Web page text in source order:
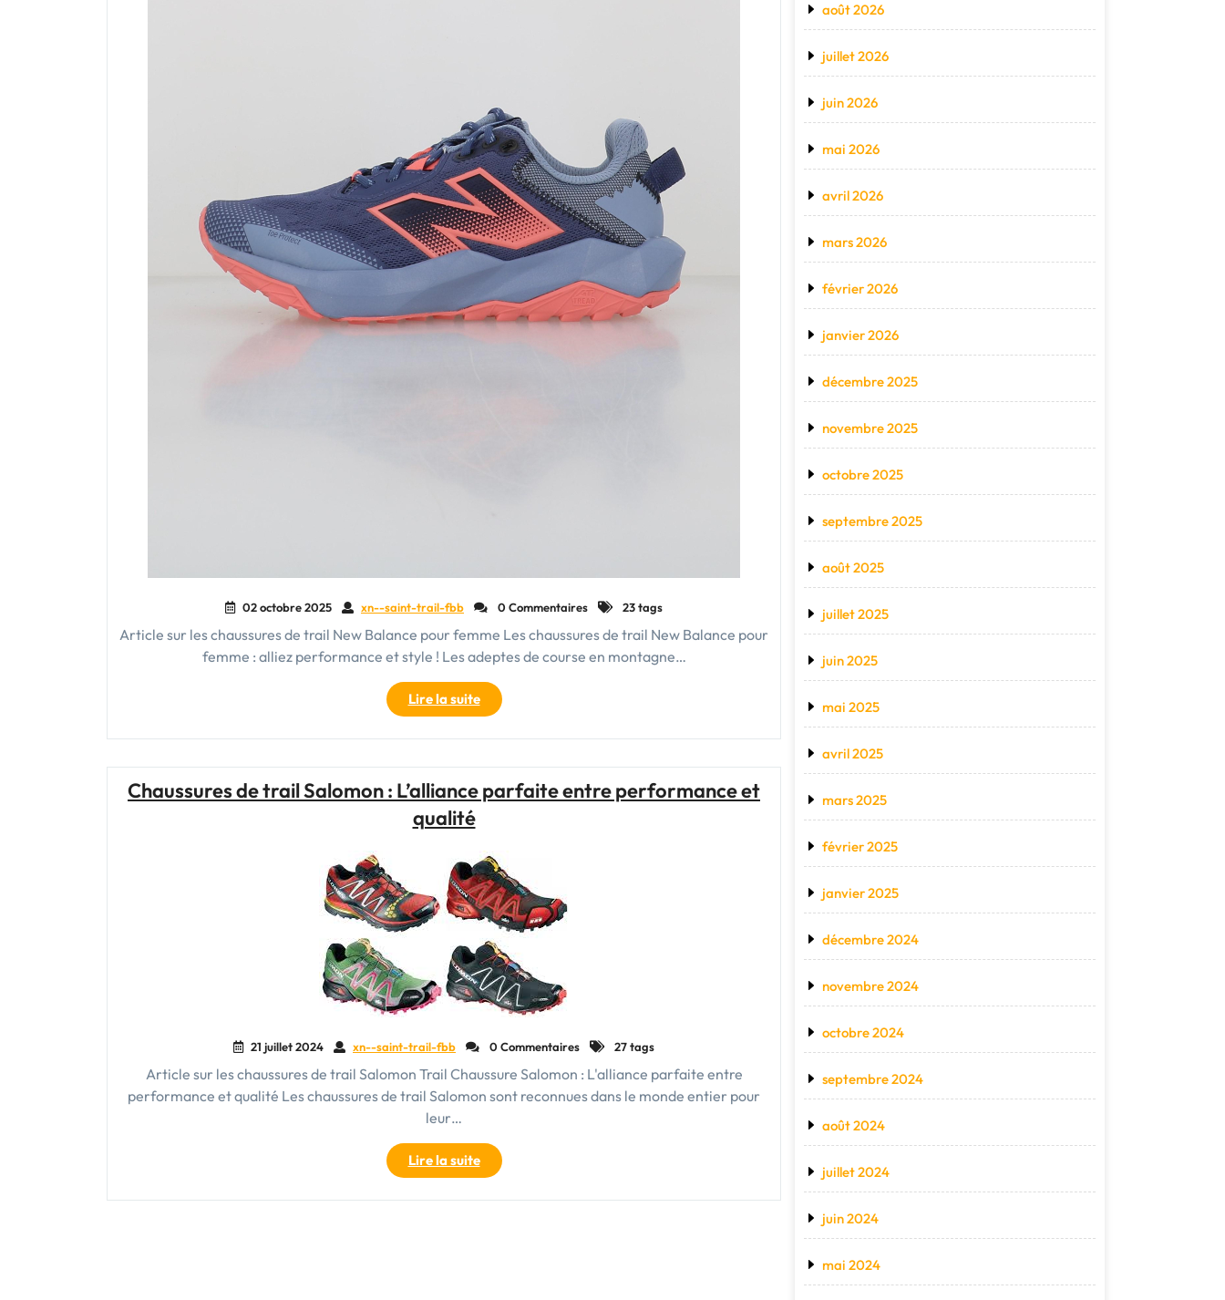
02 octobre 2025 xn--saint-trail-fbb 0 Commentaires 23 tags
Article sur les chaussures de trail New Balance pour femme Les chaussures de trail New Balance pour
femme : alliez performance et style ! Les adeptes de course en montagne…
Lire la suite"Découvrez
l’alliance
parfaite
et
avec
les
chaussures
de
trail
New
Balance
pour
femme"
Chaussures de trail Salomon : L’alliance parfaite entre performance et
qualité
21 juillet 2024 xn--saint-trail-fbb 0 Commentaires 27 tags
Article sur les chaussures de trail Salomon Trail Chaussure Salomon : L'alliance parfaite entre
performance et qualité Les chaussures de trail Salomon sont reconnues dans le monde entier pour
leur…
Lire la suite"Chaussures
de
trail
août 2026
juillet 2026
juin 2026
mai 2026
avril 2026
mars 2026
février 2026
janvier 2026
décembre 2025
novembre 2025
octobre 2025
septembre 2025
août 2025
juillet 2025
juin 2025
mai 2025
avril 2025
mars 2025
février 2025
janvier 2025
décembre 2024
novembre 2024
octobre 2024
septembre 2024
août 2024
juillet 2024
juin 2024
mai 2024